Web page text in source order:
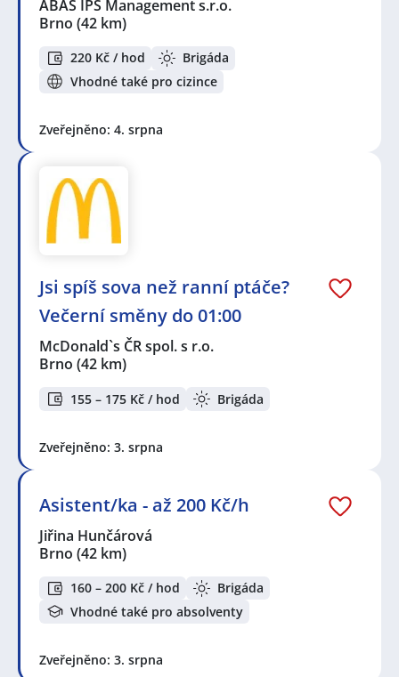
ABAS IPS Management s.r.o.
Brno (42 km)
220 Kč / hod
Brigáda
Vhodné také pro cizince
Zveřejněno: 4. srpna
Jsi spíš sova než ranní ptáče?
Večerní směny do 01:00
McDonald`s ČR spol. s r.o.
Brno (42 km)
155 – 175 Kč / hod Brigáda
Zveřejněno: 3. srpna
Asistent/ka - až 200 Kč/h
Jiřina Hunčárová
Brno (42 km)
160 – 200 Kč / hod
Brigáda
Vhodné také pro absolventy
Zveřejněno: 3. srpna